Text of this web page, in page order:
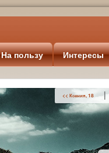
На пользу Интересы
<< Ксения, 18 |